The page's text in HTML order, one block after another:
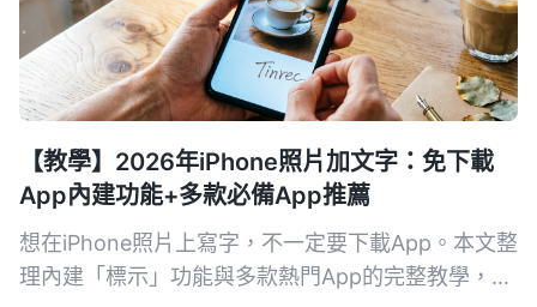
【教學】2026年iPhone照片加文字：免下載
App內建功能+多款必備App推薦
想在iPhone照片上寫字，不一定要下載App。本文整
理內建「標示」功能與多款熱門App的完整教學，從